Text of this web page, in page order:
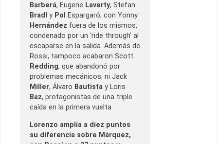
Barberá, Eugene Laverty, Stefan
Bradl y Pol Espargaró; con Yonny
Hernández fuera de los mismos,
condenado por un ‘ride through’ al
escaparse en la salida. Además de
Rossi, tampoco acabaron Scott
Redding, que abandonó por
problemas mecánicos; ni Jack
Miller, Álvaro Bautista y Loris
Baz, protagonistas de una triple
caída en la primera vuelta.
Lorenzo amplía a diez puntos
su diferencia sobre Márquez,